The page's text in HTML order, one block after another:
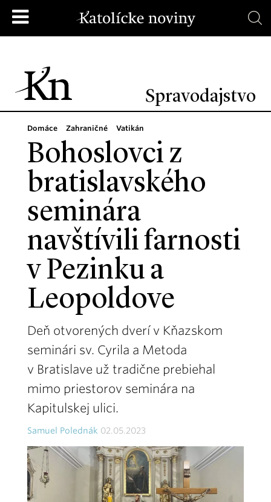
Spravodajstvo
Domáce Zahraničné Vatikán
Bohoslovci z
bratislavského
seminára
navštívili farnosti
v Pezinku a
Leopoldove
Deň otvorených dverí v Kňazskom
seminári sv. Cyrila a Metoda
v Bratislave už tradične prebiehal
mimo priestorov seminára na
Kapitulskej ulici.
Samuel Polednák 02.05.2023